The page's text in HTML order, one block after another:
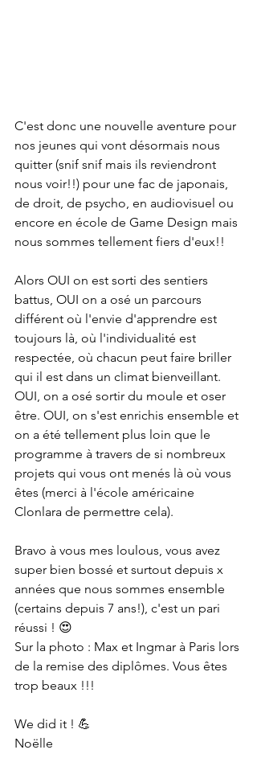
C'est donc une nouvelle aventure pour
nos jeunes qui vont désormais nous
quitter (snif snif mais ils reviendront
nous voir!!) pour une fac de japonais,
de droit, de psycho, en audiovisuel ou
encore en école de Game Design mais
nous sommes tellement fiers d'eux!!
Alors OUI on est sorti des sentiers
battus, OUI on a osé un parcours
différent où l'envie d'apprendre est
toujours là, où l'individualité est
respectée, où chacun peut faire briller
qui il est dans un climat bienveillant.
OUI, on a osé sortir du moule et oser
être. OUI, on s'est enrichis ensemble et
on a été tellement plus loin que le
programme à travers de si nombreux
projets qui vous ont menés là où vous
êtes (merci à l'école américaine
Clonlara de permettre cela).
Bravo à vous mes loulous, vous avez
super bien bossé et surtout depuis x
années que nous sommes ensemble
(certains depuis 7 ans!), c'est un pari
réussi ! 😍
Sur la photo : Max et Ingmar à Paris lors
de la remise des diplômes. Vous êtes
trop beaux !!!
We did it ! 💪
Noëlle